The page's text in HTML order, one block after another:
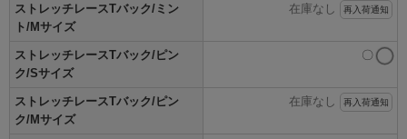
ストレッチレースTバック/ミン
ト/Mサイズ
在庫なし 再入荷通知
ストレッチレースTバック/ピン
ク/Sサイズ
〇
ストレッチレースTバック/ピン
ク/Mサイズ
在庫なし 再入荷通知